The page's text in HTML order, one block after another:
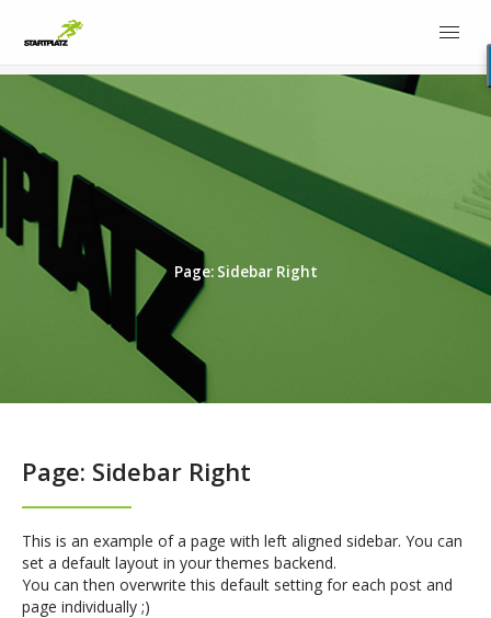
Page: Sidebar Right
Page: Sidebar Right
This is an example of a page with left aligned sidebar. You can
set a default layout in your themes backend.
You can then overwrite this default setting for each post and
page individually ;)